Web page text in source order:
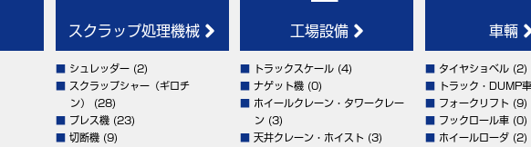
スクラップ処理機械
シュレッダー(2)
スクラップシャー（ギロチ
ン）
(28)
プレス機(23)
切断機(9)
工場設備
トラックスケール (4)
ナゲット機 (0)
ホイールクレーン・タワークレー
ン (3)
天井クレーン・ホイスト (3)
車輛
タイヤショベル(2)
トラック・DUMP車
フォークリフト (9)
フックロール車(0)
ホイールローダ(2)